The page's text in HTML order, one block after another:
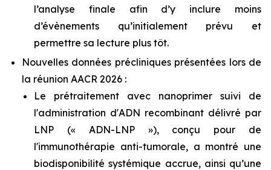
l’analyse finale afin d’y inclure moins
d’évènements qu’initialement prévu et
permettre sa lecture plus tôt.
Nouvelles données précliniques présentées lors de
la réunion AACR 2026 :
Le prétraitement avec nanoprimer suivi de
l'administration d'ADN recombinant délivré par
LNP (« ADN-LNP »), conçu pour de
l'immunothérapie anti-tumorale, a montré une
biodisponibilité systémique accrue, ainsi qu’une